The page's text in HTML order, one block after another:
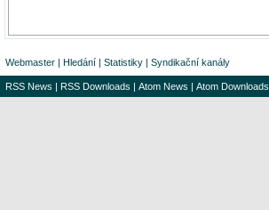
Webmaster | Hledání | Statistiky | Syndikační kanály
RSS News | RSS Downloads | Atom News | Atom Downloads